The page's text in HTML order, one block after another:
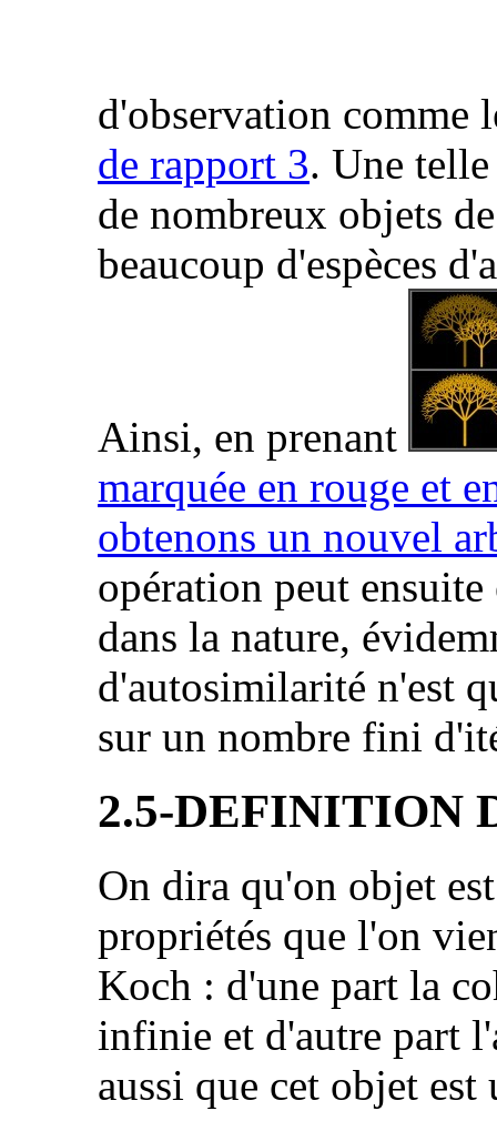
d'observation comme
de rapport 3. Une
de nombreux objets
beaucoup d'espèces
Ainsi, en prenant
marquée en rouge et
obtenons un nouvel
opération peut
dans la nature,
d'autosimilarité n'est
sur un nombre fini
2.5-DEFINITION
On dira qu'on objet
propriétés que l'on
Koch : d'une part la
infinie et d'autre part
aussi que cet objet est